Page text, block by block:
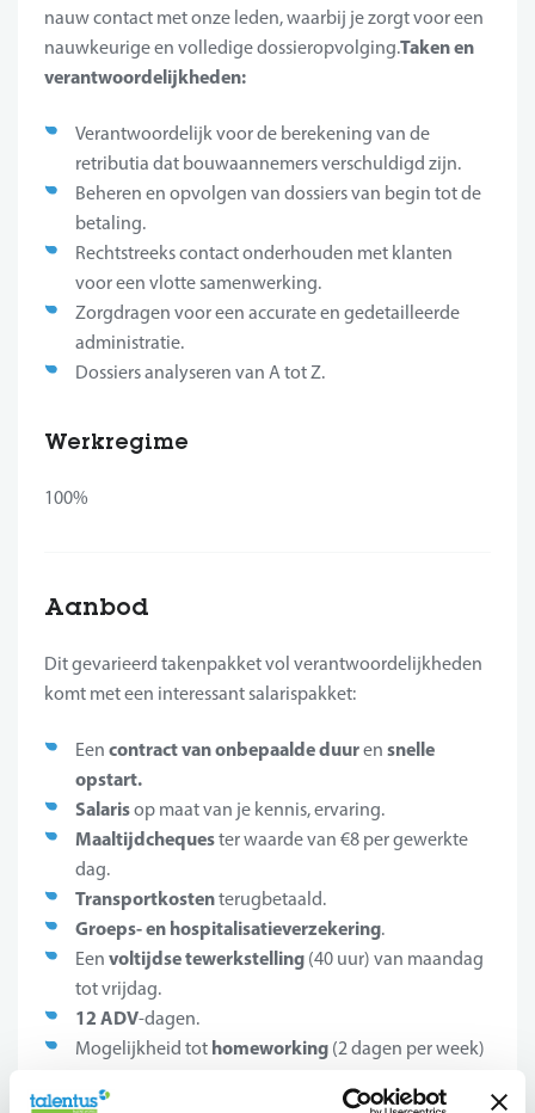
nauw contact met onze leden, waarbij je zorgt voor een
nauwkeurige en volledige dossieropvolging.Taken en
verantwoordelijkheden:
Verantwoordelijk voor de berekening van de
retributia dat bouwaannemers verschuldigd zijn.
Beheren en opvolgen van dossiers van begin tot de
betaling.
Rechtstreeks contact onderhouden met klanten
voor een vlotte samenwerking.
Zorgdragen voor een accurate en gedetailleerde
administratie.
Dossiers analyseren van A tot Z.
Werkregime
100%
Aanbod
Dit gevarieerd takenpakket vol verantwoordelijkheden
komt met een interessant salarispakket:
Een contract van onbepaalde duuren snelle
opstart.
Salarisop maat van je kennis, ervaring.
Maaltijdchequester waarde van €8 per gewerkte
dag.
Transportkostenterugbetaald.
Groeps- en hospitalisatieverzekering.
Een voltijdse tewerkstelling (40 uur) van maandag
tot vrijdag.
12 ADV-dagen.
Mogelijkheid tot homeworking (2 dagen per week)
een
(35€ per maand).